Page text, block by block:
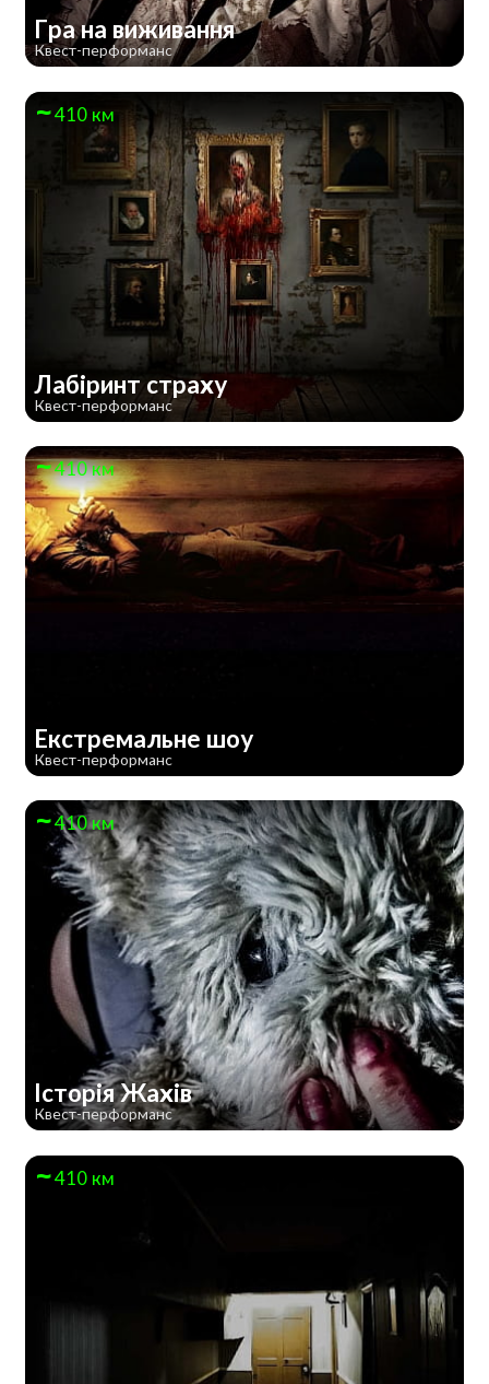
Гра на виживання
Квест-перформанс
410 км
Лабіринт страху
Квест-перформанс
410 км
Екстремальне шоу
Квест-перформанс
410 км
Історія Жахів
Квест-перформанс
410 км